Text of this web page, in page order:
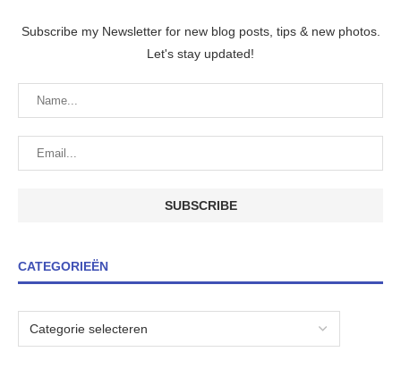
Subscribe my Newsletter for new blog posts, tips & new photos.
Let's stay updated!
CATEGORIEËN